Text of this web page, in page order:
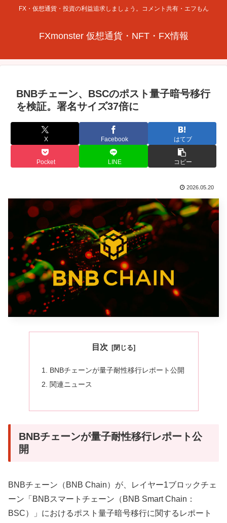
FX・仮想通貨・投資の利益追求しましょう。コメント共有・エフもん
FXmonster 仮想通貨・NFT・FX情報
BNBチェーン、BSCのポスト量子暗号移行
を検証。署名サイズ37倍に
X Facebook はてブ
Pocket LINE コピー
2026.05.20
目次
BNBチェーンが量子耐性移行レポート公開
関連ニュース
BNBチェーンが量子耐性移行レポート公
開
BNBチェーン（BNB Chain）が、レイヤー1ブロックチェ
ーン「BNBスマートチェーン（BNB Smart Chain：
BSC）」におけるポスト量子暗号移行に関するレポート